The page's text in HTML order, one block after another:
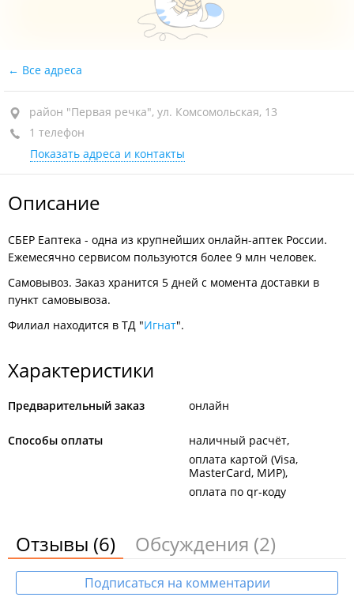
Все адреса
район "Первая речка", ул. Комсомольская, 13
1 телефон
Показать адреса и контакты
Описание
СБЕР Еаптека - одна из крупнейших онлайн-аптек России.
Ежемесячно сервисом пользуются более 9 млн человек.
Самовывоз. Заказ хранится 5 дней с момента доставки в
пункт самовывоза.
Филиал находится в ТД "Игнат".
Характеристики
Предварительный заказ онлайн
Способы оплаты
наличный расчёт
оплата картой (Visa,
MasterCard, МИР)
оплата по qr-коду
Отзывы (6) Обсуждения (2)
Подписаться на комментарии